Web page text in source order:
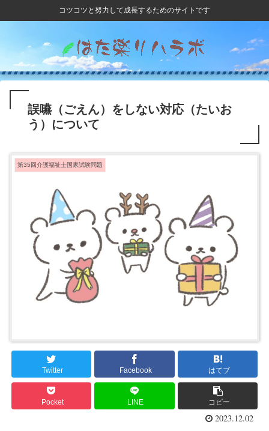
コツコツと努力して成長するためのサイトです
誤嚥（ごえん）をしない対応（たいお
う）について
第35回介護福祉士国家試験問題
Twitter Facebook はてブ
Pocket LINE コピー
2023.12.02